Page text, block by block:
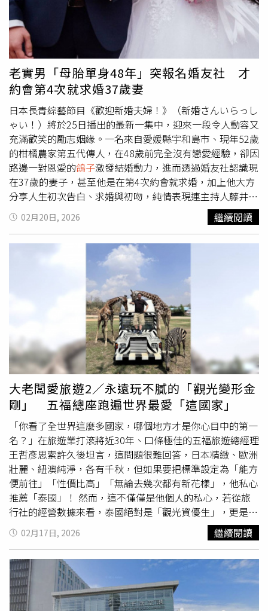
院體驗。《鬼追蹤》劇組拍攝前後，進行八小時淨化儀式，
依然壓不住靈異事件。（圖／采昌提供）女主角卡拉科羅納
多（Karla Coronado）分享拍片過程：「我們看到了許多與
巫術、儀式相關的物品，還有
景氛圍本身都已經存在。而且拍完後我才得知，片中我拿著
的娃娃，原本是屬於一名多年前在那棟大樓裡精神崩潰到自
殺的女性。」由於《鬼追蹤》拍攝現場惡劣且靈能強烈，劇
組在拍攝前與結束後，進行共達八小時的「淨化儀式」，甚
至連當地居民都特地為他們祈福。為了保障全劇組安全，劇
組也下令拍攝期間不可以單獨行動，以及拍攝不能超過晚上
九點的規定。即使如此，拍攝過程仍然靈異事件頻傳，女主
角卡拉科羅納多便多次身體不適，她回憶：「有一場戲，我
不小心念出邪靈的名字，那瞬間有兩幅畫砸了下來，沒有人
敢動，只能繼續演下去。」墨西哥新生代男星揚克爾史蒂芬
（Yankel Stevan）也曾數度感受到靈異能量：「某天，我
被允許去場勘，那時我真的感覺有人跟著我，黑暗又沉重。
我還看到一張靈異照片，我也很想說是假的，但完全不是，
因為隔天我去找拍這張照片的保全聊天，結果他告訴我，他
們看見了一個小男孩，而那裡曾涉及一樁兒童悲劇。事發隔
天，我親自去現場查看，以那個狹小空間來看，不可能有人
能站在那裡！」就連工作人員也深受干擾，曾經被困在電梯
中數個小時，全員都冒著危險拍攝，但也因此讓電影的驚悚
真實感提升至最高點。這部以造假靈異影像，驚悚穿插真實
邪靈顯現的恐懼新作《鬼追蹤》，即將在明天（26日）於台
灣驚駭獻映。本片劇情描述經營靈異與超自然頻道的網紅卡
拉（卡拉科羅納多飾演），一心渴望自己有一天能在網路上
爆紅。為了追求流量與關注，她在暗戀對象安德烈斯（揚克
爾史蒂芬飾演）的幫助下，搬進墨西哥一棟盛傳鬧鬼的老舊
公寓當中，並邀請在網路上小有名氣的好友山姆（茱莉亞馬
奎奧飾演）一起拍片，試圖自導自演靈異儀式與各種超自然
事件。隨著影片擴散，卡拉的頻道訂閱數暴漲，在網路上迅
速竄紅。不過當人氣暴漲的同時，她的家中也開始出現難以
解釋的詭異身影。即使這樣，沉迷於關注的她仍然選擇繼續
拍攝，渾然不覺早有邪惡力量在旁潛伏，並一步步侵蝕她的
生活。當現實與虛擬的界線模糊，她逐漸分不清究竟眼前看
見的，是真實還是幻象？直到她在公寓中揭開一個駭人祕
密，才發現自己所招來的，已經遠遠超出她的想像…。
老實男「母胎單身48年」突報名婚友社 才
約會第4次就求婚37歲妻
日本長青綜藝節目《歡迎新婚夫婦！》（新婚さんいらっし
ゃい！）將於25日播出的最新一集中，迎來一段令人動容又
充滿歡笑的勵志姻緣。一名來自愛媛縣宇和島市、現年52歲
的柑橘農家第五代傳人，在48歲前完全沒有戀愛經驗，卻因
路邊一對恩愛的鴿子激發結婚動力，進而透過婚友社認識現
在37歲的妻子，甚至他是在第4次約會就求婚，加上他大方
分享人生初次告白、求婚與初吻，純情表現連主持人藤井隆
驚訝到多次「摔椅」大笑。綜合日媒報導，這位52歲老實農
夫在宇和島經營百年果樹園，管理著約3公頃、種植多達
3500棵柑橘樹的家族事業。不過農夫因性格內向，長期深
居山林工作，甚至連跟女性對視都會害羞，從小到大維持單
身狀態；直到農夫48歲那年，他開小貨車巡視果園時，偶然
在路中央依偎嬉戲，對比下深感孤單，於是下
定決心報名婚友社。當時農夫在個人檔案上的照片因神似前
首相岸田文雄且神情嚴肅，一度讓擔任英語教師的妻子覺得
像在看國會議員，但雙方卻因「海外自助旅行」的共通興趣
意外擦出火花。兩人第一次見面是透過視訊，農夫因過於緊
張，頻頻對著視窗低頭大喊「謝謝」的模樣，被女方笑稱簡
直像「首相道歉記者會」。之後3個月，農夫展現驚人毅
力，每週忍受單趟兩個半小時的車程從愛媛前往高知赴約。
在兩人第4次約會尾聲，他在自家車內鼓起勇氣發動「告
白」，竟拉住女方的手大喊「快看我的LINE證明我的真
心！」這種過於直接且笨拙的方式一度讓女方驚嚇跳車，卻
也因此被他的極度誠實打動，正式開啟交往模式。求婚過程
同樣驚喜連連，男方精心挑選了能眺望太平洋的海景飯店，
原想帥氣求婚，沒想到練習多時的誓詞卻因緊張導致腦袋一
片空白，嘴裡竟不停蹦出「鰹魚半敲燒（高知名產）」的詞
彙，長達10分鐘的混亂過程讓女方苦笑像在輔導學生朗讀，
但最終仍被其誠意感動而點頭。最令全場爆笑的是，這名48
歲才初嚐情滋味的農家長男，在求婚後還面臨人生首場「接
吻任務」；他在節目中展示了當時精心挑選的「初吻停車
場」照片，那如同儀式般生疏且謹慎的接吻過程，讓錄影現
場洋溢著溫馨又逗趣的氣氛。農夫的妻子婚後辭去教職，與
他一起經營果園。
02月20日, 2026 繼續閱讀
大老闆愛旅遊2／永遠玩不膩的「觀光變形金
剛」 五福總座跑遍世界最愛「這國家」
「你看了全世界這麼多國家，哪個地方才是你心目中的第一
名？」在旅遊業打滾將近30年、口條極佳的五福旅遊總經理
王哲彥思索許久後坦言，這問題很難回答，日本精緻、歐洲
壯麗、紐澳純淨，各有千秋，但如果要把標準設定為「能方
便前往」「性價比高」「無論去幾次都有新花樣」，他私心
推薦「泰國」！ 然而，這不僅僅是他個人的私心，若從旅
行社的經營數據來看，泰國絕對是「觀光資優生」，更是產
品線上的「變形金剛」。他用一點點專業視角，加上一點點
粉絲的濾鏡，帶CTWANT的讀者解構這個讓全球旅人把「他
鄉當故鄉」的神奇國度。ICONSIAM暹羅天地斥資超過540
億泰銖打造，並將泰國最具特色的水上市場搬進購物中心
裡，奢華裝潢相當適合拍照打卡，是曼谷必去的熱門景點。
（圖／五福旅遊提供） 一、曼谷：混亂與秩序並存的迷人
02月17日, 2026 繼續閱讀